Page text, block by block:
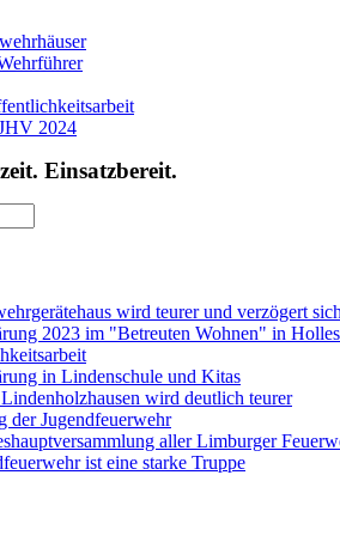
2024
Einsatzbereit.
wird teurer und verzögert sich
2023 im "Betreuten Wohnen" in
in Lindenschule und Kitas
wird deutlich teurer
der Jugendfeuerwehr
aller Limburger
ist eine starke Truppe